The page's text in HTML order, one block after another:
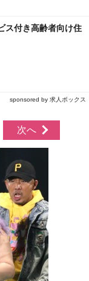
ス付き高齢者向け住
sponsored by 求人ボックス
次へ